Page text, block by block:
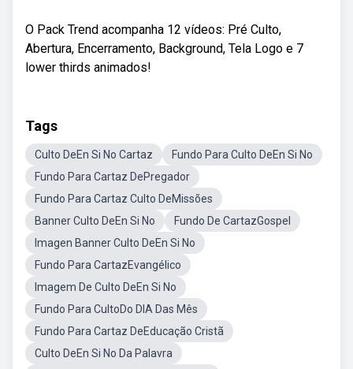
O Pack Trend acompanha 12 vídeos: Pré Culto,
Abertura, Encerramento, Background, Tela Logo e 7
lower thirds animados!
Tags
Culto DeEn Si No Cartaz
Fundo Para Culto DeEn Si No
Fundo Para Cartaz DePregador
Fundo Para Cartaz Culto DeMissões
Banner Culto DeEn Si No
Fundo De CartazGospel
Imagen Banner Culto DeEn Si No
Fundo Para CartazEvangélico
Imagem De Culto DeEn Si No
Fundo Para CultoDo DIA Das Mês
Fundo Para Cartaz DeEducação Cristã
Culto DeEn Si No Da Palavra